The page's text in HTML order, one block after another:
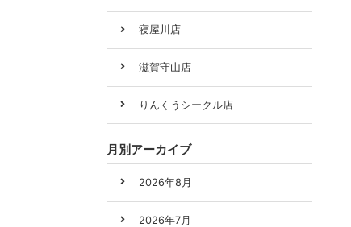
寝屋川店
滋賀守山店
りんくうシークル店
月別アーカイブ
2026年8月
2026年7月